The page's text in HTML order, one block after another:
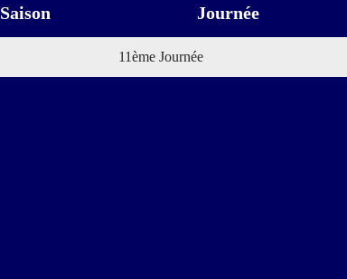
Saison Journée
11ème Journée